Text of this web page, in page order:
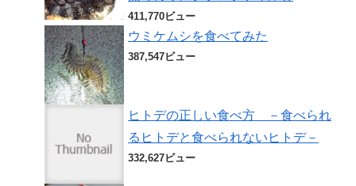
411,770ビュー
ウミケムシを食べてみた
387,547ビュー
ヒトデの正しい食べ方 －食べられ
るヒトデと食べられないヒトデ－
332,627ビュー